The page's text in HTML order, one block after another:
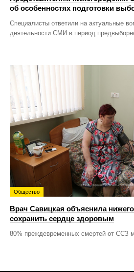
об особенностях подготовки
Специалисты ответили на актуальные
деятельности СМИ в период
Общество
Врач Савицкая объяснила
сохранить сердце здоровым
80% преждевременных смертей от ССЗ